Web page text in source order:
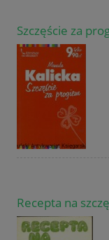
Szczęście za
Recepta na